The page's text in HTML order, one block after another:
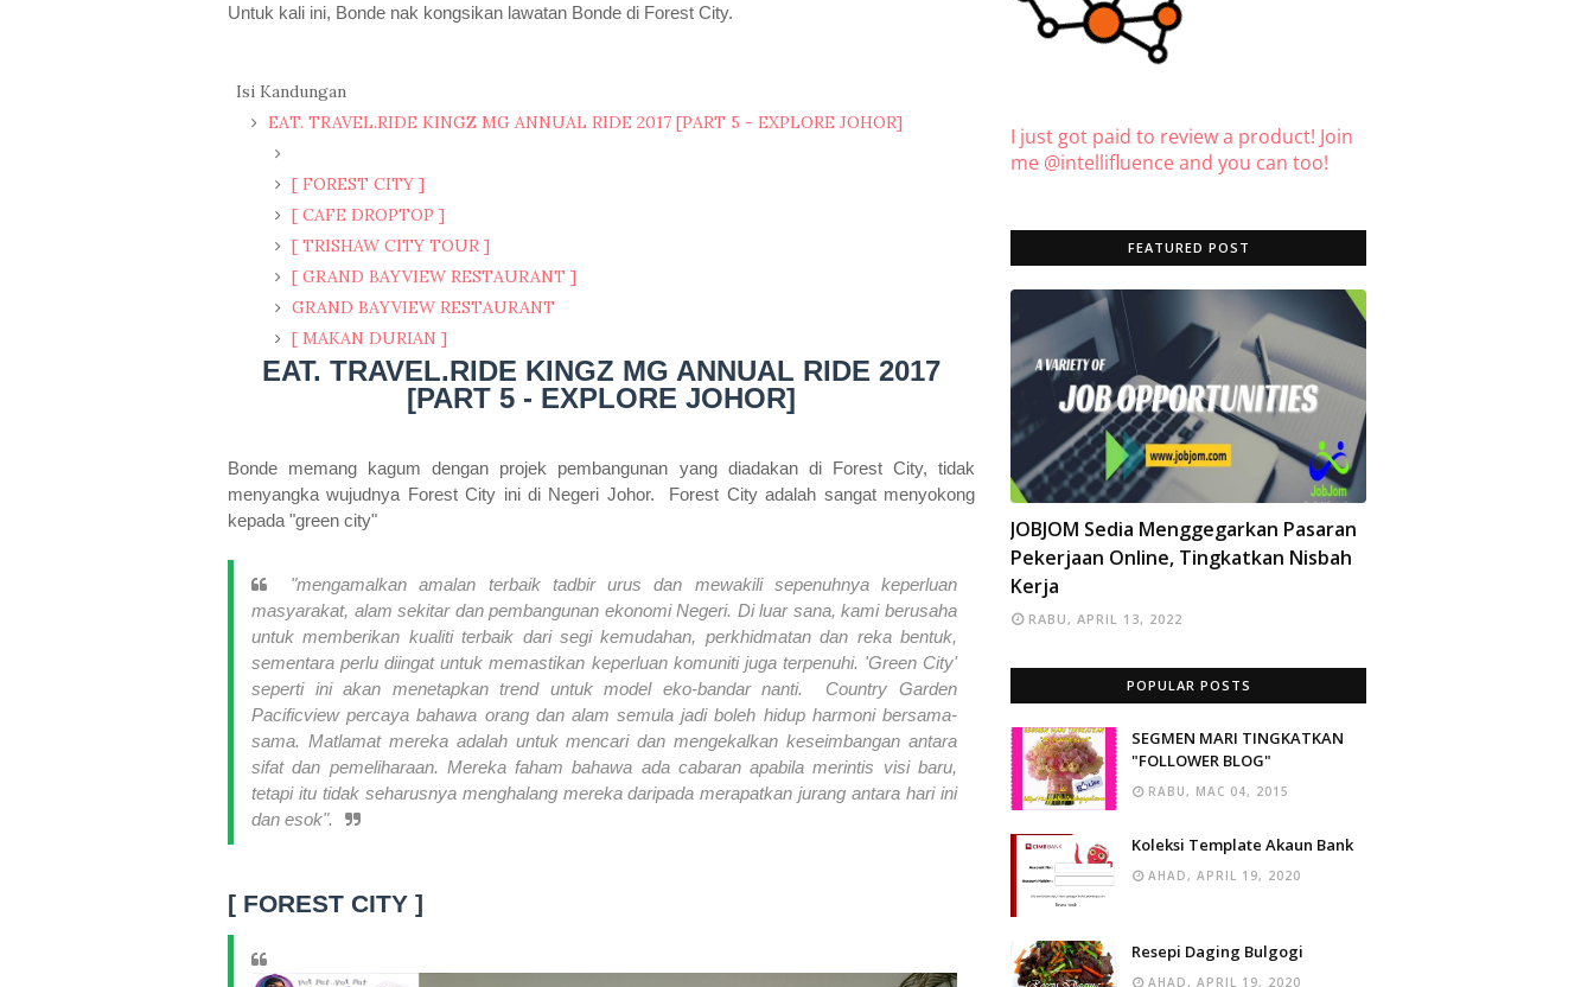
Untuk kali ini, Bonde nak kongsikan lawatan Bonde di Forest City.
Isi Kandungan
EAT. TRAVEL.RIDE KINGZ MG ANNUAL RIDE 2017 [PART 5 - EXPLORE JOHOR]
[ FOREST CITY ]
[ CAFE DROPTOP ]
[ TRISHAW CITY TOUR ]
[ GRAND BAYVIEW RESTAURANT ]
GRAND BAYVIEW RESTAURANT
[ MAKAN DURIAN ]
EAT. TRAVEL.RIDE KINGZ MG ANNUAL RIDE 2017
[PART 5 - EXPLORE JOHOR]
Bonde memang kagum dengan projek pembangunan yang diadakan di Forest City, tidak
menyangka wujudnya Forest City ini di Negeri Johor. Forest City adalah sangat menyokong
kepada "green city"
"mengamalkan amalan terbaik tadbir urus dan mewakili sepenuhnya keperluan
masyarakat, alam sekitar dan pembangunan ekonomi Negeri. Di luar sana, kami berusaha
untuk memberikan kualiti terbaik dari segi kemudahan, perkhidmatan dan reka bentuk,
sementara perlu diingat untuk memastikan keperluan komuniti juga terpenuhi. 'Green City'
seperti ini akan menetapkan trend untuk model eko-bandar nanti. Country Garden
Pacificview percaya bahawa orang dan alam semula jadi boleh hidup harmoni bersama-
sama. Matlamat mereka adalah untuk mencari dan mengekalkan keseimbangan antara
sifat dan pemeliharaan. Mereka faham bahawa ada cabaran apabila merintis visi baru,
tetapi itu tidak seharusnya menghalang mereka daripada merapatkan jurang antara hari ini
dan esok".
[ FOREST CITY ]
I just got paid to review a product! Join
me @intellifluence and you can too!
FEATURED POST
INFO
JOBJOM Sedia Menggegarkan Pasaran
Pekerjaan Online, Tingkatkan Nisbah
Kerja
RABU, APRIL 13, 2022
POPULAR POSTS
SEGMEN MARI TINGKATKAN
"FOLLOWER BLOG"
RABU, MAC 04, 2015
Koleksi Template Akaun Bank
AHAD, APRIL 19, 2020
Resepi Daging Bulgogi
AHAD, APRIL 19, 2020